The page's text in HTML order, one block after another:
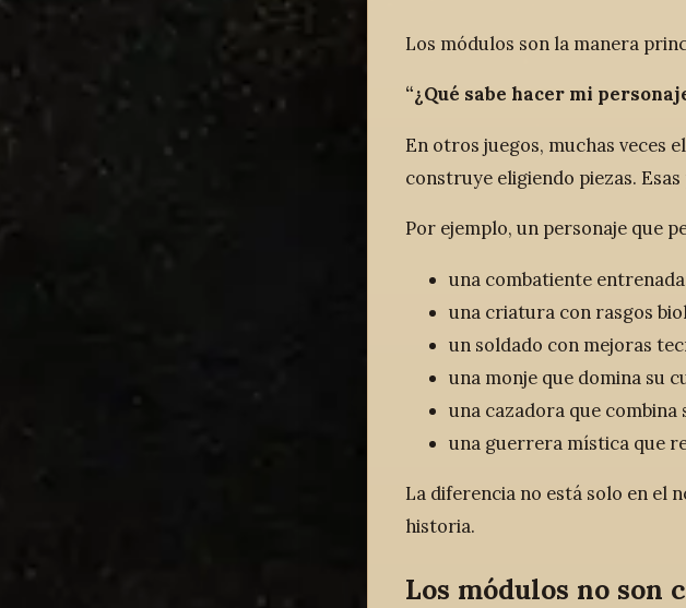
Los módulos son la manera
“¿Qué sabe hacer mi
En otros juegos, muchas veces
construye eligiendo piezas.
Por ejemplo, un personaje que
una combatiente
una criatura con rasgos
un soldado con mejoras
una monje que domina su
una cazadora que combina
una guerrera mística que
La diferencia no está solo en el
historia.
Los módulos no son